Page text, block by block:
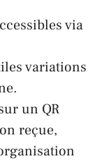
via
variations
un QR
reçue,